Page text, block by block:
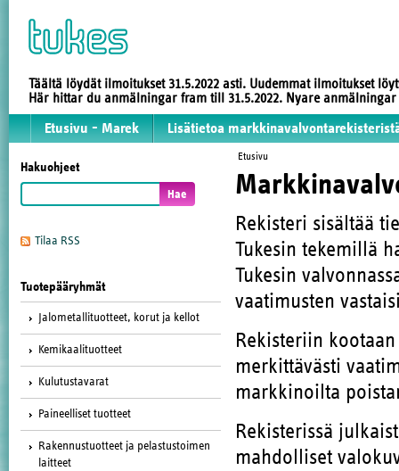
Täältä löydät ilmoitukset 31.5.2022 asti. Uudemmat ilmoitukset
Här hittar du anmälningar fram till 31.5.2022. Nyare
Etusivu - Marek Lisätietoa
Hakuohjeet
Tilaa RSS
Tuotepääryhmät
Jalometallituotteet, korut ja kellot
Kemikaalituotteet
Kulutustavarat
Paineelliset tuotteet
Rakennustuotteet ja pelastustoimen
laitteet
Etusivu
Rekisteri sisältää
Tukesin tekemillä
Tukesin
vaatimusten
Rekisteriin
merkittävästi
markkinoilta
Rekisterissä
mahdolliset